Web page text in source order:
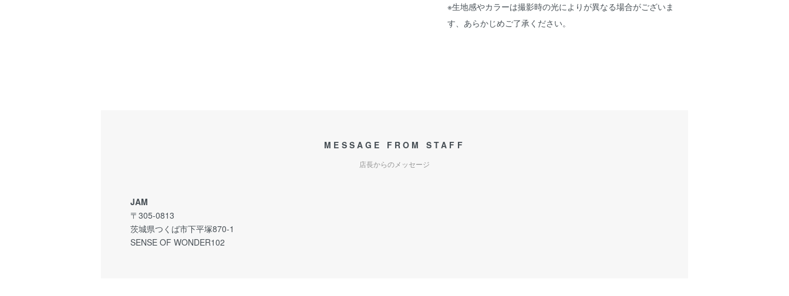
※生地感やカラーは撮影時の光によりが異なる場合がございま
す、あらかじめご了承ください。
MESSAGE FROM STAFF
店長からのメッセージ
JAM
〒305-0813
茨城県つくば市下平塚870-1
SENSE OF WONDER102